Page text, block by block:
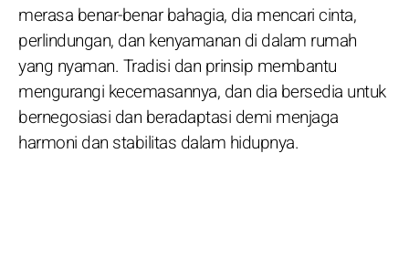
merasa benar-benar bahagia, dia mencari cinta,
perlindungan, dan kenyamanan di dalam rumah
yang nyaman. Tradisi dan prinsip membantu
mengurangi kecemasannya, dan dia bersedia untuk
bernegosiasi dan beradaptasi demi menjaga
harmoni dan stabilitas dalam hidupnya.